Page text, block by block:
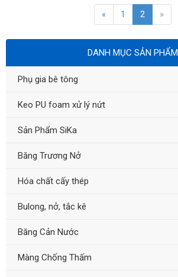
« 1 2 »
DANH MỤC SẢN PHẨM
Phụ gia bê tông
Keo PU foam xử lý nứt
Sản Phẩm SiKa
Băng Trương Nở
Hóa chất cấy thép
Bulong, nở, tắc kê
Băng Cản Nước
Màng Chống Thấm